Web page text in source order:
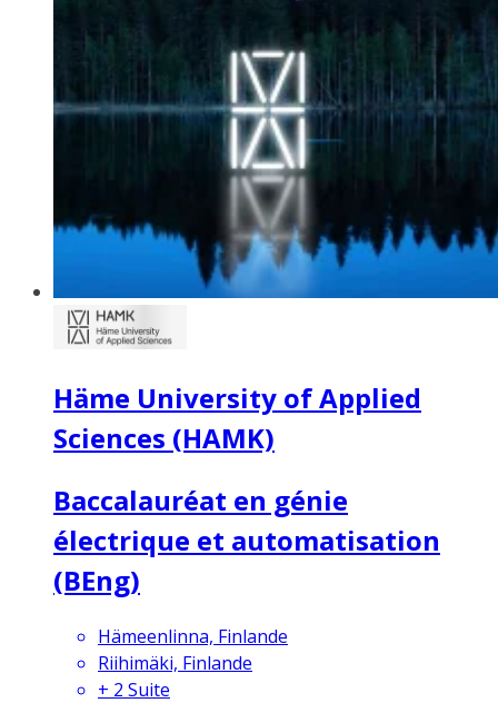
Häme University of Applied
Sciences (HAMK)
Baccalauréat en génie
électrique et automatisation
(BEng)
Hämeenlinna, Finlande
Riihimäki, Finlande
+ 2 Suite